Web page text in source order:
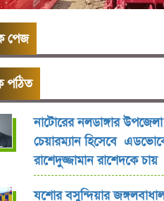
পেজ
পঠিত
নাটোরের নলডাঙ্গার উপজেলা
চেয়ারম্যান হিসেবে
রাশেদুজ্জামান রাশেদকে চায়
যশোর বসুন্দিয়ার